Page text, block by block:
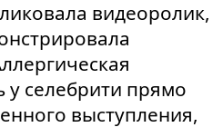
видеоролик,
у селебрити прямо
выступления,